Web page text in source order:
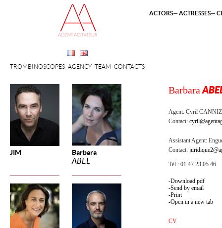
JIM Barbara
ABEL
TROMBINOSCOPES AGENCY TEAM CONTACTS
ACTORS ACTRESSES
Barbara
Agent: Cyril
Contact:
Assistant Agent:
Contact:
Tél : 01 47 23 05 46
Download pdf
Send by email
Print
Open in a new tab
CV